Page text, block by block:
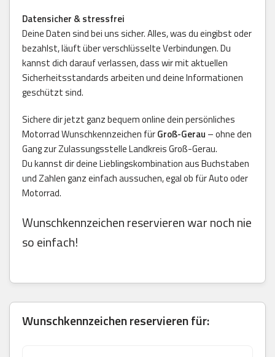
Datensicher & stressfrei
Deine Daten sind bei uns sicher. Alles, was du eingibst oder
bezahlst, läuft über verschlüsselte Verbindungen. Du
kannst dich darauf verlassen, dass wir mit aktuellen
Sicherheitsstandards arbeiten und deine Informationen
geschützt sind.
Sichere dir jetzt ganz bequem online dein persönliches
Motorrad Wunschkennzeichen fürGroß-Gerau – ohne den
Gang zur Zulassungsstelle Landkreis Groß-Gerau.
Du kannst dir deine Lieblingskombination aus Buchstaben
und Zahlen ganz einfach aussuchen, egal ob für Auto oder
Motorrad.
Wunschkennzeichen reservieren war noch nie
so einfach!
Wunschkennzeichen reservieren für: